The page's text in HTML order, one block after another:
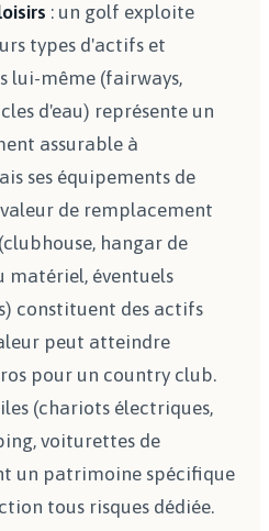
: un golf exploite
types d'actifs et
lui-même (fairways,
d'eau) représente un
assurable à
ses équipements de
de remplacement
hangar de
matériel, éventuels
constituent des actifs
peut atteindre
pour un country club.
(chariots électriques,
voiturettes de
un patrimoine spécifique
tous risques dédiée.